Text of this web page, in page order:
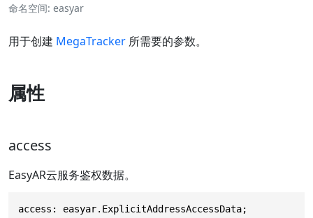
命名空间 easyar
用于创建 MegaTracker 所需要的参数。
属性
access
EasyAR云服务鉴权数据。
access: easyar.ExplicitAddressAccessData;